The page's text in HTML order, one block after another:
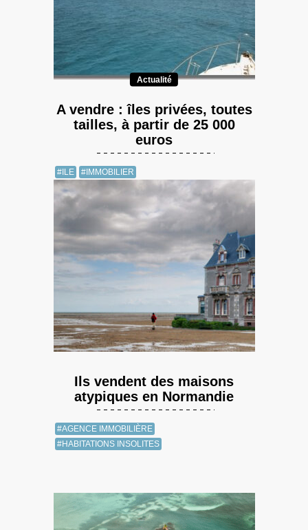
Actualité
A vendre : îles privées, toutes
tailles, à partir de 25 000
euros
#ILE #IMMOBILIER
Ils vendent des maisons
atypiques en Normandie
#AGENCE IMMOBILIÈRE
#HABITATIONS INSOLITES